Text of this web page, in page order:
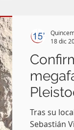
Tras su
Sebastián
18 dic